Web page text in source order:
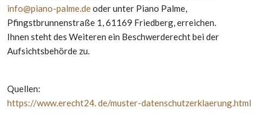
info@piano-palme.deoder unter Piano Palme,
Pfingstbrunnenstraße 1, 61169 Friedberg, erreichen.
Ihnen steht des Weiteren ein Beschwerderecht bei der
Aufsichtsbehörde zu.
Quellen:
https://www.erecht24. de/muster-datenschutzerklaerung.html